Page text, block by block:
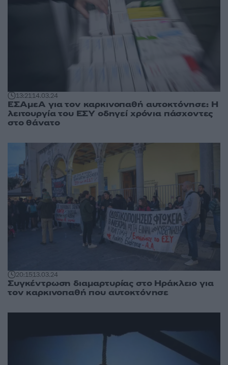
13:2114.03.24
ΕΣΑμεΑ για τον καρκινοπαθή αυτοκτόνησε: Η
λειτουργία του ΕΣΥ οδηγεί χρόνια πάσχοντες
στο θάνατο
20:1513.03.24
Συγκέντρωση διαμαρτυρίας στο Ηράκλειο για
τον καρκινοπαθή που αυτοκτόνησε